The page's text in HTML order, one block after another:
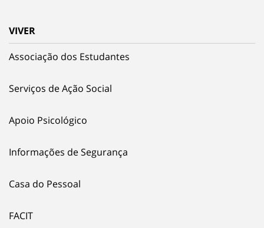
VIVER
Associação dos Estudantes
Serviços de Ação Social
Apoio Psicológico
Informações de Segurança
Casa do Pessoal
FACIT